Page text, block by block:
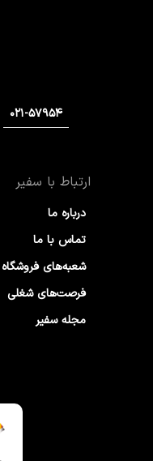
۰۲۱-۵۷۹۵۴
ارتباط با سفیر
درباره ما
تماس با ما
شعبه‌های فروشگاه
فرصت‌های شغلی
مجله سفیر